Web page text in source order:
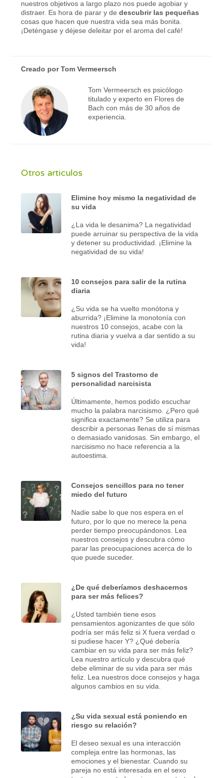
nuestros objetivos a largo plazo nos puede agobiar y
distraer. Es hora de parar y dedescubrir las pequeñas
cosas que hacen que nuestra vida sea más bonita.
¡Deténgase y déjese deleitar por el aroma del café!
Creado porTom Vermeersch
Tom Vermeersch es psicólogo
titulado y experto en Flores de
Bach con más de 30 años de
experiencia.
Otros articulos
Elimine hoy mismo la negatividad de
su vida
¿La vida le desanima? La negatividad
puede arruinar su perspectiva de la vida
y detener su productividad. ¡Elimine la
negatividad de su vida!
10 consejos para salir de la rutina
diaria
¿Su vida se ha vuelto monótona y
aburrida? ¡Elimine la monotonía con
nuestros 10 consejos, acabe con la
rutina diaria y vuelva a dar sentido a su
vida!
5 signos del Trastorno de
personalidad narcisista
Últimamente, hemos podido escuchar
mucho la palabra narcisismo. ¿Pero qué
significa exactamente? Se utiliza para
describir a personas llenas de sí mismas
o demasiado vanidosas. Sin embargo, el
narcisismo no hace referencia a la
autoestima.
Consejos sencillos para no tener
miedo del futuro
Nadie sabe lo que nos espera en el
futuro, por lo que no merece la pena
perder tiempo preocupándonos. Lea
nuestros consejos y descubra cómo
parar las preocupaciones acerca de lo
que puede suceder.
¿De qué deberíamos deshacernos
para ser más felices?
¿Usted también tiene esos
pensamientos agonizantes de que sólo
podría ser más feliz si X fuera verdad o
si pudiese hacer Y? ¿Qué debería
cambiar en su vida para ser más feliz?
Lea nuestro artículo y descubra qué
debe eliminar de su vida para ser más
feliz. Lea nuestros doce consejos y haga
algunos cambios en su vida.
¿Su vida sexual está poniendo en
riesgo su relación?
El deseo sexual es una interacción
compleja entre las hormonas, las
emociones y el bienestar. Cuando su
pareja no está interesada en el sexo